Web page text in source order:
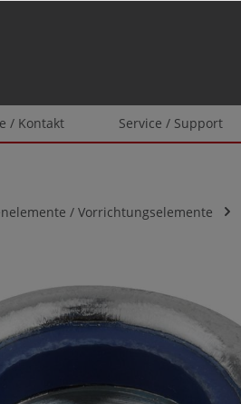
/ Kontakt Service / Support
/ Vorrichtungselemente